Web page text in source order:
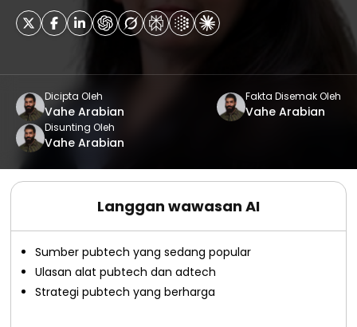
Dicipta Oleh
Vahe Arabian
Fakta Disemak Oleh
Vahe Arabian
Disunting Oleh
Vahe Arabian
Langgan wawasan AI
Sumber pubtech yang sedang popular
Ulasan alat pubtech dan adtech
Strategi pubtech yang berharga